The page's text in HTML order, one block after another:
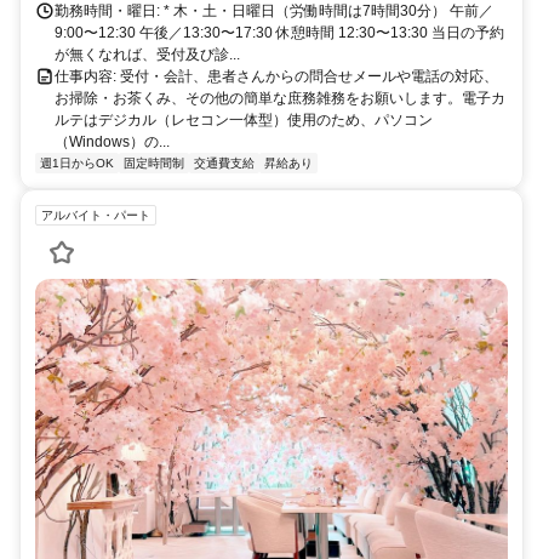
勤務時間・曜日: * 木・土・日曜日（労働時間は7時間30分） 午前／
9:00〜12:30 午後／13:30〜17:30 休憩時間 12:30〜13:30 当日の予約
が無くなれば、受付及び診...
仕事内容: 受付・会計、患者さんからの問合せメールや電話の対応、
お掃除・お茶くみ、その他の簡単な庶務雑務をお願いします。電子カ
ルテはデジカル（レセコン一体型）使用のため、パソコン
（Windows）の...
週1日からOK 固定時間制 交通費支給 昇給あり
アルバイト・パート